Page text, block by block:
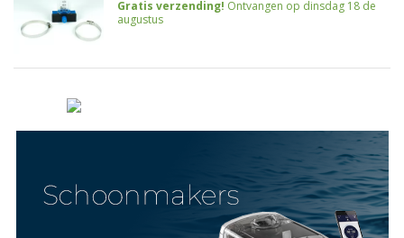
Gratis verzending! Ontvangen op dinsdag 18 de
augustus